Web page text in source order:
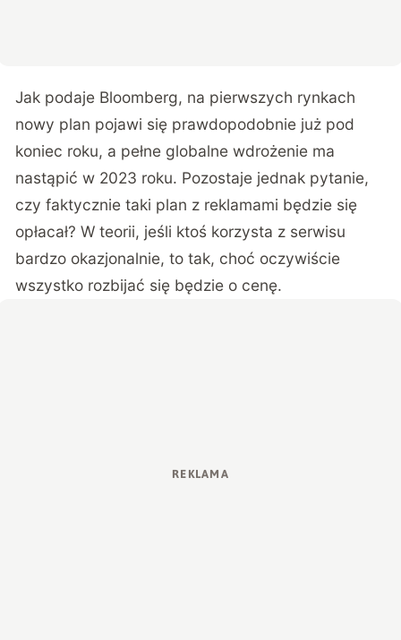
Jak podaje Bloomberg, na pierwszych rynkach
nowy plan pojawi się prawdopodobnie już pod
koniec roku, a pełne globalne wdrożenie ma
nastąpić w 2023 roku. Pozostaje jednak pytanie,
czy faktycznie taki plan z reklamami będzie się
opłacał? W teorii, jeśli ktoś korzysta z serwisu
bardzo okazjonalnie, to tak, choć oczywiście
wszystko rozbijać się będzie o cenę.